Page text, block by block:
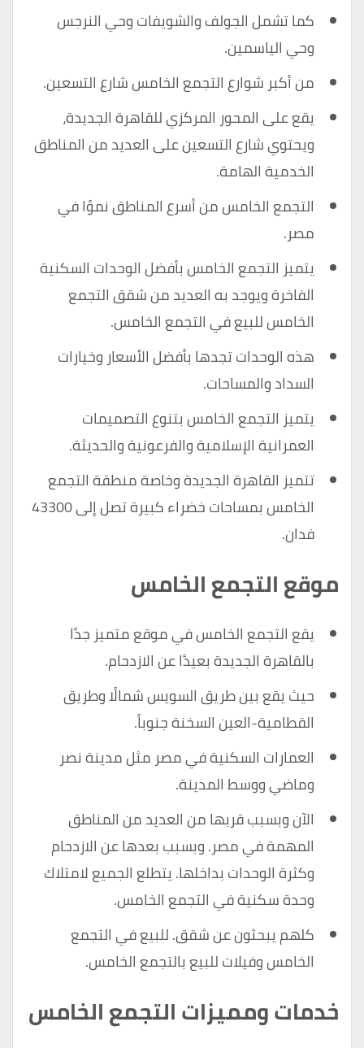
كما تشمل الجولف والشويفات وحي النرجس
وحي الياسمين.
من أكبر شوارع التجمع الخامس شارع التسعين.
يقع على المحور المركزي للقاهرة الجديدة،
ويحتوي شارع التسعين على العديد من المناطق
الخدمية الهامة.
التجمع الخامس من أسرع المناطق نموًا في
مصر.
يتميز التجمع الخامس بأفضل الوحدات السكنية
الفاخرة ويوجد به العديد من شقق التجمع
الخامس للبيع في التجمع الخامس.
هذه الوحدات تجدها بأفضل الأسعار وخيارات
السداد والمساحات.
يتميز التجمع الخامس بتنوع التصميمات
العمرانية الإسلامية والفرعونية والحديثة.
تتميز القاهرة الجديدة وخاصة منطقة التجمع
الخامس بمساحات خضراء كبيرة تصل إلى 43300
فدان.
موقع التجمع الخامس
يقع التجمع الخامس في موقع متميز جدًا
بالقاهرة الجديدة بعيدًا عن الازدحام.
حيث يقع بين طريق السويس شمالًا وطريق
القطامية-العين السخنة جنوباً.
العمارات السكنية في مصر مثل مدينة نصر
وماضي ووسط المدينة.
الآن وبسبب قربها من العديد من المناطق
المهمة في مصر. وبسبب بعدها عن الازدحام
وكثرة الوحدات بداخلها. يتطلع الجميع لامتلاك
وحدة سكنية في التجمع الخامس.
كلهم يبحثون عن شقق. للبيع في التجمع
الخامس وفيلات للبيع بالتجمع الخامس.
خدمات ومميزات التجمع الخامس